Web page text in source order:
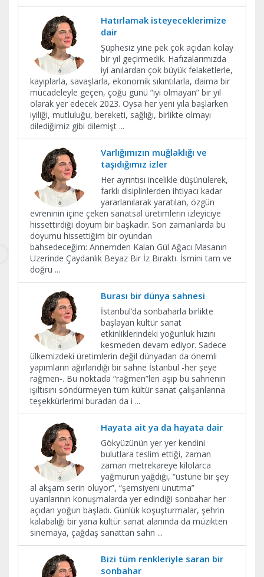
Hatırlamak isteyeceklerimize
dair
Şüphesiz yine pek çok açıdan kolay
bir yıl geçirmedik. Hafızalarımızda
iyi anılardan çok büyük felaketlerle,
kayıplarla, savaşlarla, ekonomik sıkıntılarla, daima bir
mücadeleyle geçen, çoğu günü “iyi olmayan” bir yıl
olarak yer edecek 2023. Oysa her yeni yıla başlarken
iyiliği, mutluluğu, bereketi, sağlığı, birlikte olmayı
dilediğimiz gibi dilemişt ...
Varlığımızın muğlaklığı ve
taşıdığımız izler
Her ayrıntısı incelikle düşünülerek,
farklı disiplinlerden ihtiyacı kadar
yararlanılarak yaratılan, özgün
evreninin içine çeken sanatsal üretimlerin izleyiciye
hissettirdiği doyum bir başkadır. Son zamanlarda bu
doyumu hissettiğim bir oyundan
bahsedeceğim: Annemden Kalan Gül Ağacı Masanın
Üzerinde Çaydanlık Beyaz Bir İz Bıraktı. İsmini tam ve
doğru ...
Burası bir dünya sahnesi
İstanbul’da sonbaharla birlikte
başlayan kültür sanat
etkinliklerindeki yoğunluk hızını
kesmeden devam ediyor. Sadece
ülkemizdeki üretimlerin değil dünyadan da önemli
yapımların ağırlandığı bir sahne İstanbul -her şeye
rağmen-. Bu noktada “rağmen”leri aşıp bu sahnenin
ışıltısını söndürmeyen tüm kültür sanat çalışanlarına
teşekkürlerimi buradan da i ...
Hayata ait ya da hayata dair
Gökyüzünün yer yer kendini
bulutlara teslim ettiği, zaman
zaman metrekareye kilolarca
yağmurun yağdığı, “üstüne bir şey
al akşam serin oluyor”, “şemsiyeni unutma”
uyarılarının konuşmalarda yer edindiği sonbahar her
açıdan yoğun başladı. Günlük koşuşturmalar, şehrin
kalabalığı bir yana kültür sanat alanında da müzikten
sinemaya, çağdaş sanattan sahn ...
Bizi tüm renkleriyle saran bir
sonbahar